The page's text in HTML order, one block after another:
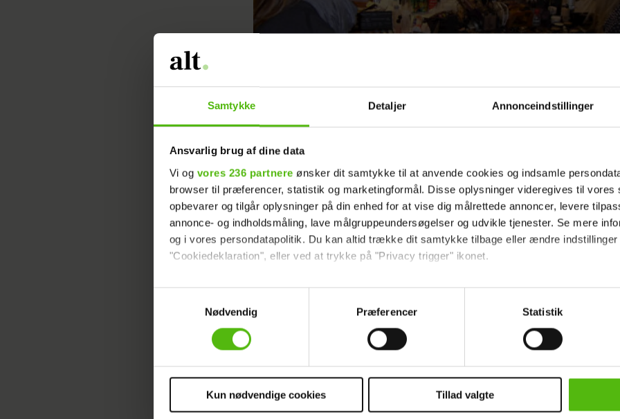
Samtykke Detaljer Annonceindstillinger
Ansvarlig brug af dine data
Vi og vores 236 partnere ønsker dit samtykke til at anvende cookies og indsamle
browser til præferencer, statistik og marketingformål. Disse oplysninger videregives til vores
opbevarer og tilgår oplysninger på din enhed for at vise dig målrettede annoncer, levere
annonce- og indholdsmåling, lave målgruppeundersøgelser og udvikle tjenester. Se mere
og i vores persondatapolitik. Du kan altid trække dit samtykke tilbage eller ændre
"Cookiedeklaration", eller ved at trykke på "Privacy trigger" ikonet.
Dine valg anvendes på hele websitet.
Vi ønsker dit samtykke til at indsamle og bruge data for at kunne levere og finansiere
Vi anvender egne cookies og cookies fra tredjeparter til at at optimere dit besøg på vores
sociale medier.
Nødvendig
Præferencer Statistik
Kun nødvendige cookies Tillad valgte
Som et lille twist lægger Lulu fra MAC bladsølv på
Venedas øjne hos BZR.